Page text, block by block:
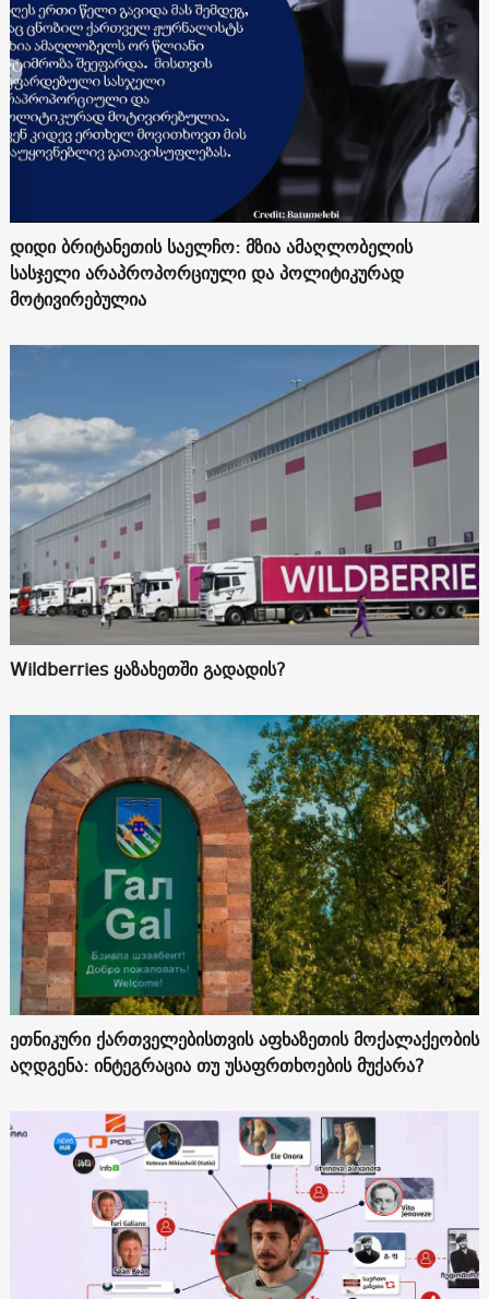
დიდი ბრიტანეთის საელჩო: მზია ამაღლობელის
სასჯელი არაპროპორციული და პოლიტიკურად
მოტივირებულია
Wildberries ყაზახეთში გადადის?
ეთნიკური ქართველებისთვის აფხაზეთის მოქალაქეობის
აღდგენა: ინტეგრაცია თუ უსაფრთხოების მუქარა?